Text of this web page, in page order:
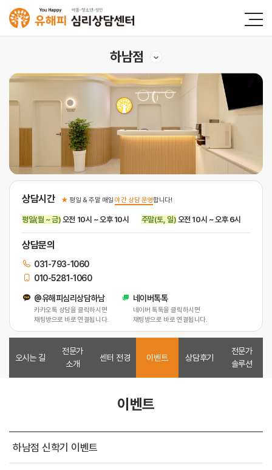
하남점
상담시간 ★평일 & 주말 매일야간 상담 운영합니다!
평일(월 ~ 금) 오전 10시 ~ 오후 10시 주말(토, 일) 오전 10시 ~ 오후 6시
상담문의
031-793-1060
010-5281-1060
@유해피심리상담하남
카카오톡 상담을 클릭하시면
채팅방으로 바로 연결됩니다.
네이버톡톡
네이버 톡톡을 클릭하시면
채팅방으로 바로 연결됩니다.
오시는 길
전문가
소개
센터 전경 이벤트 상담후기
전문가
솔루션
이벤트
하남점 신학기 이벤트